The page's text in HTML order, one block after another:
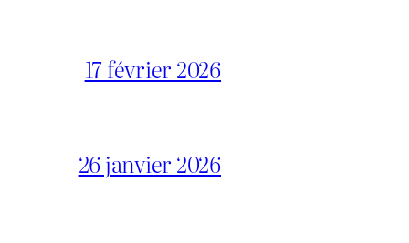
17 février 2026
26 janvier 2026